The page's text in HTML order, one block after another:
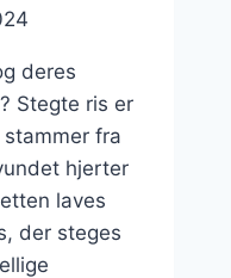
deres
Stegte ris er
fra
hjerter
laves
der steges